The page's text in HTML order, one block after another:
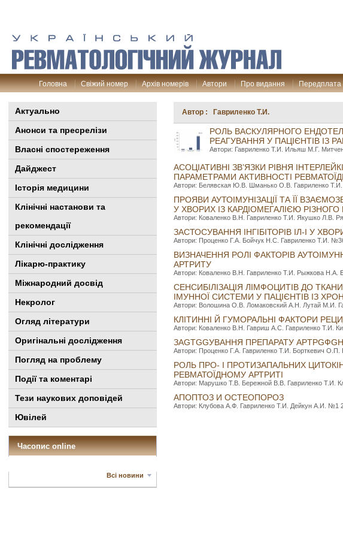
Головна Свіжий номер Архів номерів Автори Про видання Передплата
Актуально
Анонси та пресрелізи
Власні спостереження
Дайджест
Історія медицини
Клінiчні настанови та
рекомендації
Клінічні дослідження
Лікарю-практику
Міжнародний досвід
Некролог
Огляд літератури
Оригінальні дослідження
Погляд на проблему
Події та коментарі
Тези наукових доповідей
Ювілей
Часопис online
Всі новини
Автор : Гавриленко Т.И.
РОЛЬ ВАСКУЛЯРНОГО
РЕАГУВАННЯ У ПАЦІЄНТІВ ІЗ
Автори: Гавриленко Т.И. Ильяш М.Г.
АСОЦІАТИВНІ ЗВ’ЯЗКИ РІВНЯ
ПАРАМЕТРАМИ АКТИВНОСТІ
Автори: Белявская Ю.В. Шманько О.В. Гавриленко
ПРОЯВИ АУТОІМУНІЗАЦІЇ ТА ЇЇ
У ХВОРИХ ІЗ КАРДІОМЕГАЛІЄЮ РІЗНОГО
Автори: Коваленко В.Н. Гавриленко Т.И. Якушко Л.В.
ЗАСТОСУВАННЯ ІНГІБІТОРІВ ІЛ-І У
Автори: Проценко Г.А. Бойчук Н.С. Гавриленко Т.И.
ВИЗНАЧЕННЯ РОЛІ ФАКТОРІВ
АРТРИТУ
Автори: Коваленко В.Н. Гавриленко Т.И. Рыжкова Н.А.
СЕНСИБІЛІЗАЦІЯ ЛІМФОЦИТІВ ДО
ІМУННОЇ СИСТЕМИ У ПАЦІЄНТІВ ІЗ
Автори: Волошина О.В. Ломаковский А.Н. Лутай М.И.
КЛІТИННІ Й ГУМОРАЛЬНІ ФАКТОРИ
Автори: Коваленко В.Н. Гавриш А.С. Гавриленко Т.И.
ЗAGTGGУBAHHЯ ПPEПAPATУ
Автори: Проценко Г.А. Гавриленко Т.И. Борткевич
РОЛЬ ПРО- І ПРОТИЗАПАЛЬНИХ
РЕВМАТОЇДНОМУ АРТРИТІ
Автори: Марушко Т.В. Бережной В.В. Гавриленко Т.И.
АПОПТОЗ И ОСТЕОПОРОЗ
Автори: Клубова А.Ф. Гавриленко Т.И. Дейкун А.И. №1